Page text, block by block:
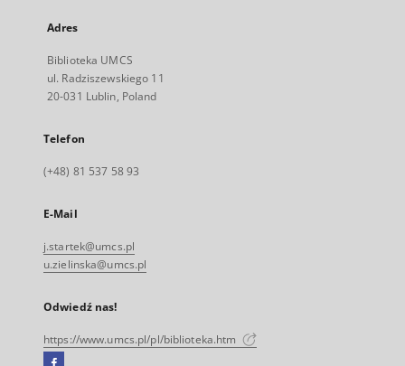
Adres
Biblioteka UMCS
ul. Radziszewskiego 11
20-031 Lublin, Poland
Telefon
(+48) 81 537 58 93
E-Mail
j.startek@umcs.pl
u.zielinska@umcs.pl
Odwiedź nas!
https://www.umcs.pl/pl/biblioteka.htm
Facebook